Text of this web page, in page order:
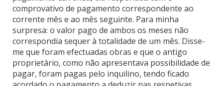
comprovativo de pagamento correspondente ao
corrente mês e ao mês seguinte. Para minha
surpresa: o valor pago de ambos os meses não
correspondia sequer à totalidade de um mês. Disse-
me que foram efectuadas obras e que o antigo
proprietário, como não apresentava possibilidade de
pagar, foram pagas pelo inquilino, tendo ficado